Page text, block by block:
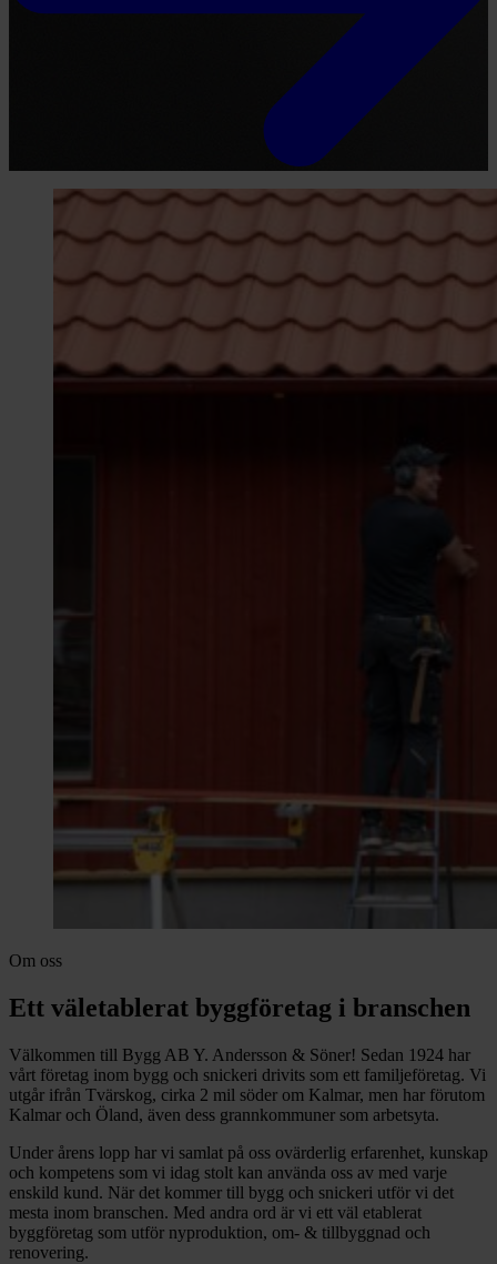
Om oss
Ett väletablerat byggföretag i branschen
Välkommen till Bygg AB Y. Andersson & Söner! Sedan 1924 har
vårt företag inom bygg och snickeri drivits som ett familjeföretag. Vi
utgår ifrån Tvärskog, cirka 2 mil söder om Kalmar, men har förutom
Kalmar och Öland, även dess grannkommuner som arbetsyta.
Under årens lopp har vi samlat på oss ovärderlig erfarenhet, kunskap
och kompetens som vi idag stolt kan använda oss av med varje
enskild kund. När det kommer till bygg och snickeri utför vi det
mesta inom branschen. Med andra ord är vi ett väl etablerat
byggföretag som utför nyproduktion, om- & tillbyggnad och
renovering.